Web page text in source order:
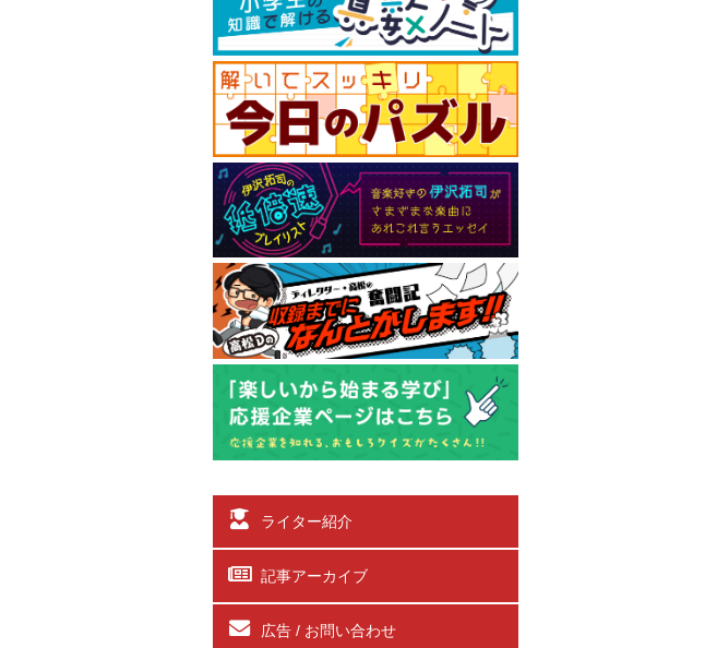
ライター紹介
記事アーカイブ
広告 / お問い合わせ